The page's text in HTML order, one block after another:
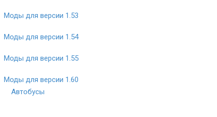
Моды для версии 1.53
Моды для версии 1.54
Моды для версии 1.55
Моды для версии 1.60
Автобусы